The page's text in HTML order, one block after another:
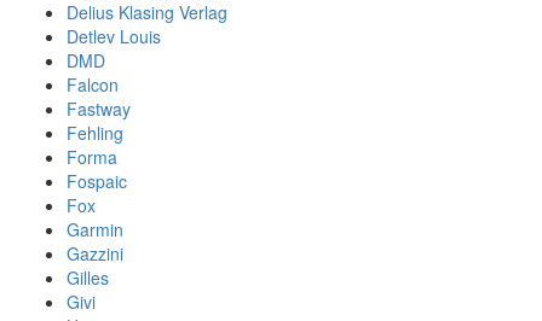
Delius Klasing Verlag
Detlev Louis
DMD
Falcon
Fastway
Fehling
Forma
Fospaic
Fox
Garmin
Gazzini
Gilles
Givi